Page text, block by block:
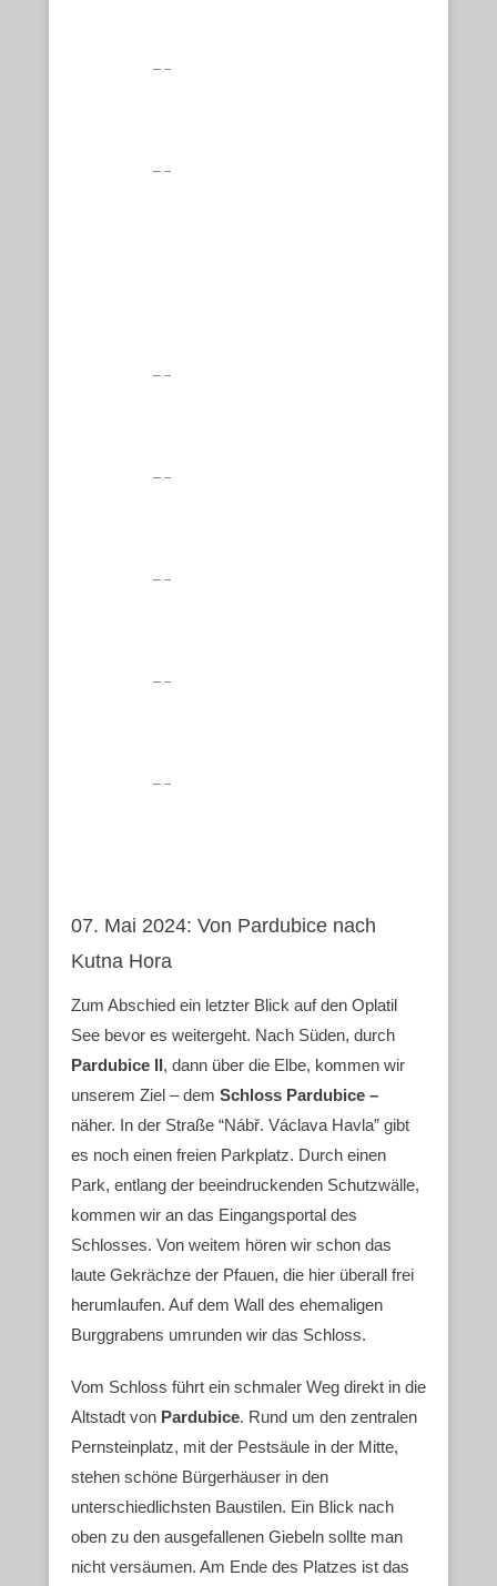
07. Mai 2024: Von Pardubice nach
Kutna Hora
Zum Abschied ein letzter Blick auf den Oplatil
See bevor es weitergeht. Nach Süden, durch
Pardubice II, dann über die Elbe, kommen wir
unserem Ziel – dem Schloss Pardubice –
näher. In der Straße “Nábř. Václava Havla” gibt
es noch einen freien Parkplatz. Durch einen
Park, entlang der beeindruckenden Schutzwälle,
kommen wir an das Eingangsportal des
Schlosses. Von weitem hören wir schon das
laute Gekrächze der Pfauen, die hier überall frei
herumlaufen. Auf dem Wall des ehemaligen
Burggrabens umrunden wir das Schloss.
Vom Schloss führt ein schmaler Weg direkt in die
Altstadt von Pardubice. Rund um den zentralen
Pernsteinplatz, mit der Pestsäule in der Mitte,
stehen schöne Bürgerhäuser in den
unterschiedlichsten Baustilen. Ein Blick nach
oben zu den ausgefallenen Giebeln sollte man
nicht versäumen. Am Ende des Platzes ist das